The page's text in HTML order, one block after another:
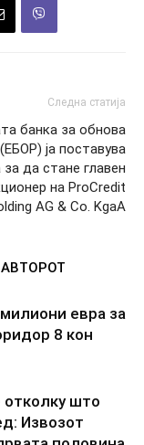
Следна статија
банка за обнова
ја поставува
да стане главен
на ProCredit
AG & Co. KgaA
евра за
8 кон
отколку што
Извозот